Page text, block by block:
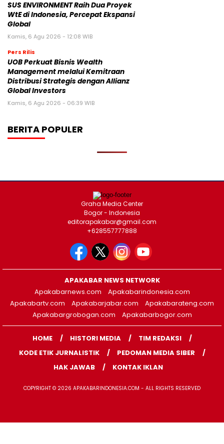
SUS ENVIRONMENT Raih Dua Proyek
WtE di Indonesia, Percepat Ekspansi
Global
Kamis, 6 Agu 2026 - 12:08 WIB
Pers Rilis
UOB Perkuat Bisnis Wealth
Management melalui Kemitraan
Distribusi Strategis dengan Allianz
Global Investors
Kamis, 6 Agu 2026 - 06:39 WIB
BERITA POPULER
Graha Media Center
Bogor - Indonesia
editorapakabar@gmail.com
+628557777888
APAKABAR NEWS NETWORK
Apakabarnews.com
Apakabarindonesia.com
Apakabartv.com
Apakabarjabar.com
Apakabarateng.com
Apakabargrobogan.com
Apakabarbogor.com
HOME HISTORI MEDIA
TIM REDAKSI
KODE ETIK JURNALISTIK
PEDOMAN MEDIA SIBER
HAK JAWAB
KONTAK IKLAN
COPYRIGHT © 2026 APAKABARINDONESIA.COM - ALL RIGHTS RESERVED